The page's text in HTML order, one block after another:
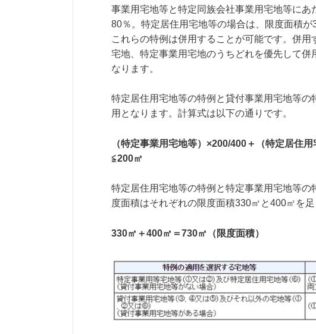
事業用宅地等と特定同族会社事業用宅地等に
80％。特定居住用宅地等の場合は、限度面積が
これらの特例は併用することが可能です。併
宅地、特定事業用宅地のうちどれを優先して
なります。
特定居住用宅地等の特例と貸付事業用宅地等
用となります。計算式は以下の通りです。
（特定事業用宅地等）×200/400＋（特定居住
≦200㎡
特定居住用宅地等の特例と特定事業用宅地等
度面積はそれぞれの限度面積330㎡と400㎡を足
330㎡＋400㎡＝730㎡（限度面積）